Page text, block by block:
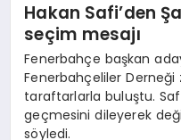
Hakan Safi’den
seçim mesajı
Fenerbahçe başkan
Fenerbahçeliler
taraftarlarla buluştu.
geçmesini dileyerek
söyledi.